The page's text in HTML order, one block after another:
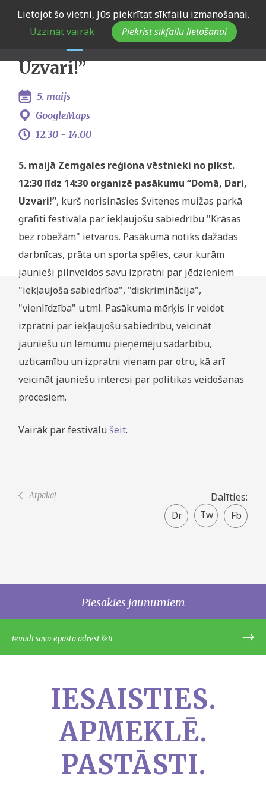
Lietojot šo vietni, Jūs piekrītat sīkfailu izmanošanai.
Uzzināt vairāk
Piekrist sīkfailu lietošanai
Eiropas Jaunatnes dialogs
Zemgalē “Domā, Dari,
Uzvari!”
GoogleMaps
5. maijs
12.30 - 14.00
5. maijā Zemgales reģiona vēstnieki no plkst.
12:30 līdz 14:30 organizē pasākumu “Domā, Dari,
Uzvari!”, kurš norisināsies Svitenes muižas parkā
grafiti festivāla par iekļaujošu sabiedrību "Krāsas
bez robežām" ietvaros. Pasākumā notiks dažādas
darbnīcas, prāta un sporta spēles, caur kurām
jaunieši pilnveidos savu izpratni par jēdzieniem
"iekļaujoša sabiedrība", "diskriminācija",
"vienlīdzība" u.tml. Pasākuma mērķis ir veidot
izpratni par iekļaujošu sabiedrību, veicināt
jauniešu un lēmumu pieņēmēju sadarbību,
uzticamību un izpratni vienam par otru, kā arī
veicināt jauniešu interesi par politikas veidošanas
procesiem.
Vairāk par festivālu šeit.
Dalīties:
Facebook
share
Twitter
Atpakaļ
Piesakies jaunumiem
IESAISTIES.
APMEKLĒ.
PASTĀSTI.